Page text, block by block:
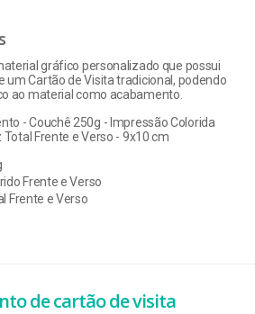
gráfico personalizado que possui
um Cartão de Visita tradicional, podendo
ao material como acabamento.
- Couchê 250g - Impressão Colorida
Total Frente e Verso - 9x10 cm
Frente e Verso
Frente e Verso
de cartão de visita